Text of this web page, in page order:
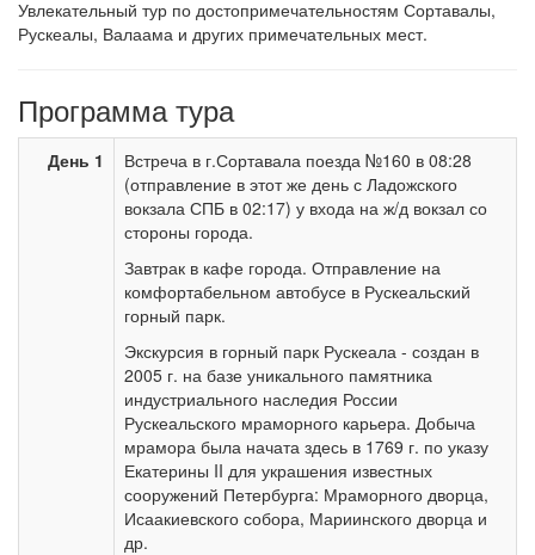
Увлекательный тур по достопримечательностям Сортавалы,
Рускеалы, Валаама и других примечательных мест.
Программа тура
День 1
Встреча в г.Сортавала поезда №160 в 08:28
(отправление в этот же день с Ладожского
вокзала СПБ в 02:17) у входа на ж/д вокзал со
стороны города.
Завтрак в кафе города. Отправление на
комфортабельном автобусе в Рускеальский
горный парк.
Экскурсия в горный парк Рускеала - создан в
2005 г. на базе уникального памятника
индустриального наследия России
Рускеальского мраморного карьера. Добыча
мрамора была начата здесь в 1769 г. по указу
Екатерины II для украшения известных
сооружений Петербурга: Мраморного дворца,
Исаакиевского собора, Мариинского дворца и
др.